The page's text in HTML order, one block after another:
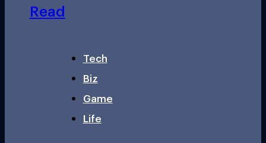
Read
Tech
Biz
Game
Life